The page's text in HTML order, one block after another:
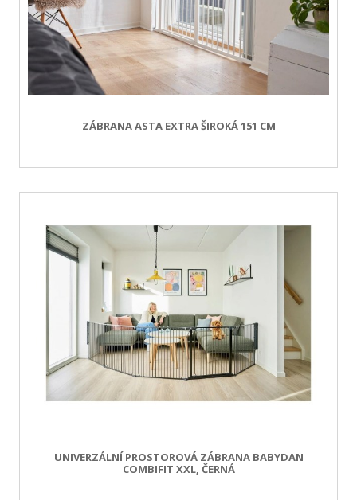
ZÁBRANA ASTA EXTRA ŠIROKÁ 151 CM
UNIVERZÁLNÍ PROSTOROVÁ ZÁBRANA BABYDAN
COMBIFIT XXL, ČERNÁ